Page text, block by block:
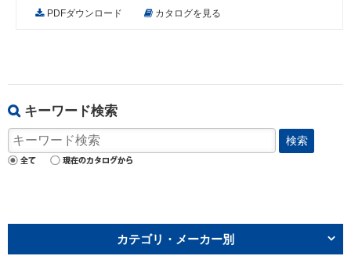
PDFダウンロード カタログを見る
キーワード検索
検索
カテゴリ・メーカー別